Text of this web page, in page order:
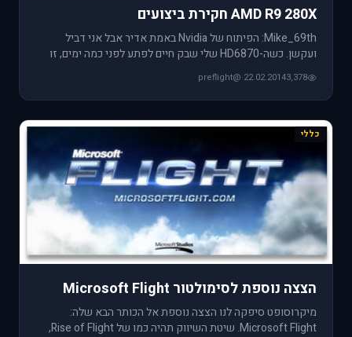
AMD R9 280X חקירת ביצועים
Mike_69th: הפיתוח של Nvidia באמת אדיר אבל אני דביל
ועקשן. כשה-HD6870 שלי שבק חיים לפתע לפני כמה ימים, זו
3,378
22.02.2014
·
@preflight
כללי
הצצה נוספת לסימולטור Microsoft Flight
מיקרוסופט סיפקה לנו הצצה נוספת אל הכותר הבא שלה:
Microsoft Flight. שיטת השיווק תהיה כמו של Rise of Flight,